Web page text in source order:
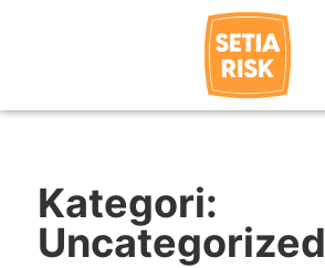
Kategori:
Uncategorized